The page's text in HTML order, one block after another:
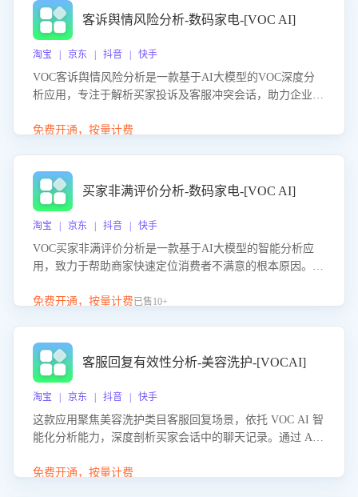
客诉舆情风险分析-数码家电-[VOC AI]
淘宝 | 京东 | 抖音 | 快手
VOC客诉舆情风险分析是一款基于AI大模型的VOC深度分
析应用，专注于解析买家投诉及客服冲突会话，助力企业精
别客户情绪、归因争议根源，并客观评估客服应对合理性与
能力，阻断差评扩散，维护品牌声誉，实现客户满意度的持
续提升。
免费开通，按量计费
买家非满评价分析-数码家电-[VOC AI]
淘宝 | 京东 | 抖音 | 快手
VOC买家非满评价分析是一款基于AI大模型的智能分析应
用，致力于帮助商家快速定位消费者不满意的根本原因。该
客服原因或其它部门原因，明确责任归属，提供可落地的改
改，有效提升客户满意度和店铺整体服务质量。
免费开通，按量计费已售10+
客服回复有效性分析-美容洗护-[VOCAI]
淘宝 | 京东 | 抖音 | 快手
这款应用聚焦美容洗护类目客服回复场景，依托 VOC AI 智
能化分析能力，深度剖析买家会话中的聊天记录。通过 AI
答的有效性与完整性，输出针对性改进策略，助力商家快速
免费开通，按量计费